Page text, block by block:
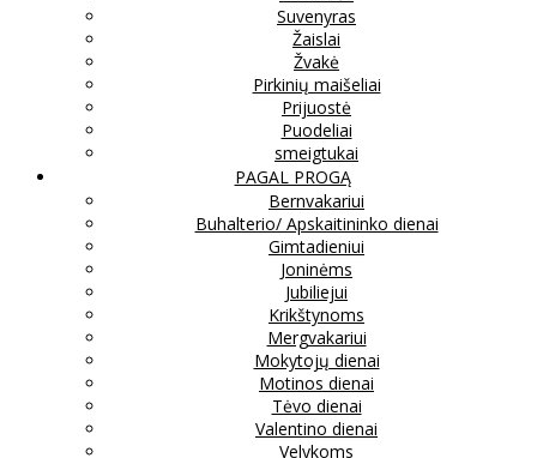
Suvenyras
Žaislai
Žvakė
Pirkinių maišeliai
Prijuostė
Puodeliai
smeigtukai
PAGAL PROGĄ
Bernvakariui
Buhalterio/ Apskaitininko dienai
Gimtadieniui
Joninėms
Jubiliejui
Krikštynoms
Mergvakariui
Mokytojų dienai
Motinos dienai
Tėvo dienai
Valentino dienai
Velykoms